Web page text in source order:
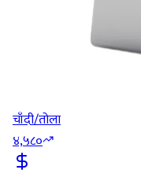
चाँदी/तोला
४,५८०